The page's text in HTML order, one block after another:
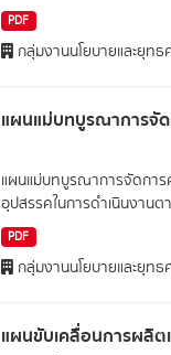
PDF
กลุ่มงานนโยบายและยุทธ
แผนแม่บทบูรณาการจั
แผนแม่บทบูรณาการจัดกา
อุปสรรคในการดำเนินงานต
PDF
กลุ่มงานนโยบายและยุทธ
แผนขับเคลื่อนการผลิต